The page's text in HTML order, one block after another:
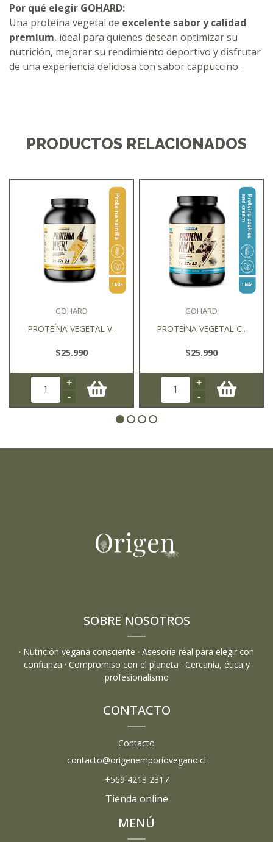
Por qué elegir GOHARD:
Una proteína vegetal de excelente sabor y calidad
premium, ideal para quienes desean optimizar su
nutrición, mejorar su rendimiento deportivo y disfrutar
de una experiencia deliciosa con sabor cappuccino.
PRODUCTOS RELACIONADOS
GOHARD
PROTEÍNA VEGETAL V..
$25.990
+
-
GOHARD
PROTEÍNA VEGETAL C..
$25.990
+
-
SOBRE NOSOTROS
· Nutrición vegana consciente · Asesoría real para elegir con
confianza · Compromiso con el planeta · Cercanía, ética y
profesionalismo
CONTACTO
Contacto
contacto@origenemporiovegano.cl
+569 4218 2317
Tienda online
MENÚ